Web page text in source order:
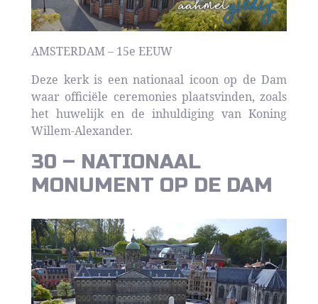
AMSTERDAM – 15e EEUW
Deze kerk is een nationaal icoon op de Dam
waar officiële ceremonies plaatsvinden, zoals
het huwelijk en de inhuldiging van Koning
Willem-Alexander.
30 – NATIONAAL
MONUMENT OP DE DAM